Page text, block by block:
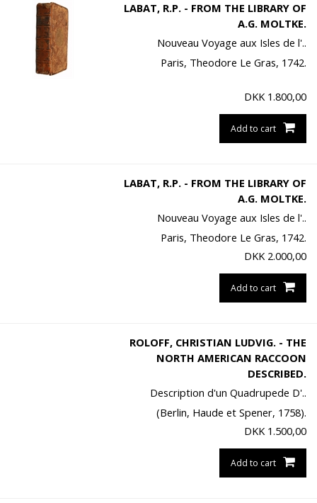
LABAT, R.P. - FROM THE LIBRARY OF
A.G. MOLTKE.
Nouveau Voyage aux Isles de l'..
Paris, Theodore Le Gras, 1742.
DKK 1.800,00
Add to cart
LABAT, R.P. - FROM THE LIBRARY OF
A.G. MOLTKE.
Nouveau Voyage aux Isles de l'..
Paris, Theodore Le Gras, 1742.
DKK 2.000,00
Add to cart
ROLOFF, CHRISTIAN LUDVIG. - THE
NORTH AMERICAN RACCOON
DESCRIBED.
Description d'un Quadrupede D'..
(Berlin, Haude et Spener, 1758).
DKK 1.500,00
Add to cart